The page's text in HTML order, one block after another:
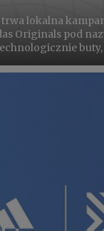
lokalna
Originals pod
jego bryła została